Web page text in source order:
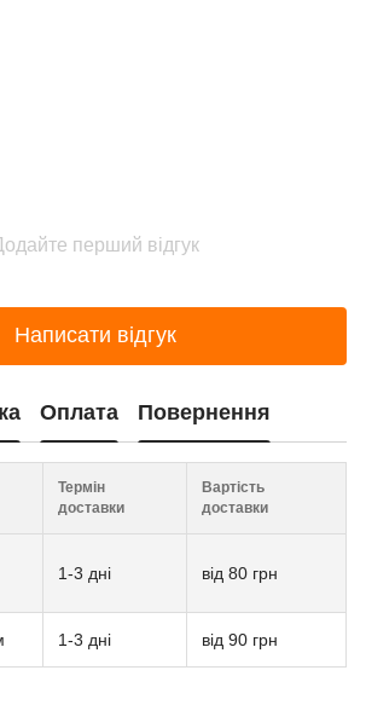
перший відгук
Написати відгук
Оплата Повернення
Термін
доставки
Вартість
доставки
1-3 дні від 80 грн
1-3 дні від 90 грн